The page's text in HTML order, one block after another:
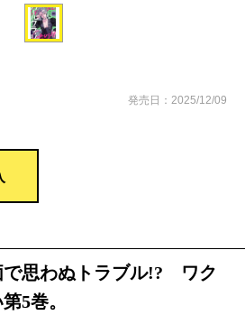
発売日：2025/12/09
で思わぬトラブル!? ワク
5巻。